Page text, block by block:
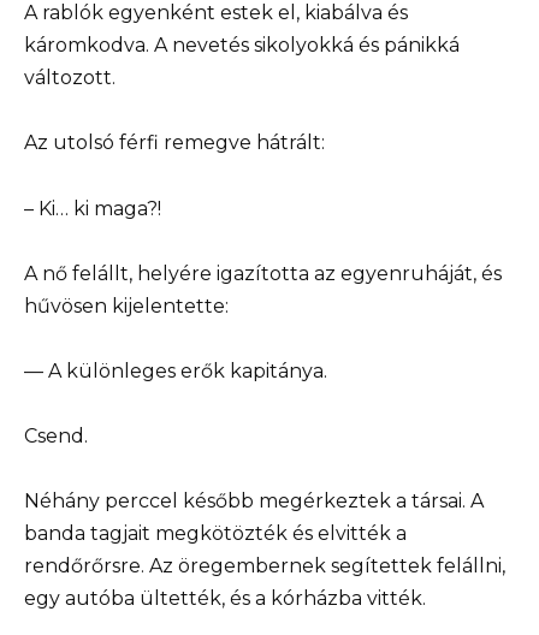
A rablók egyenként estek el, kiabálva és
káromkodva. A nevetés sikolyokká és pánikká
változott.
Az utolsó férfi remegve hátrált:
– Ki… ki maga?!
A nő felállt, helyére igazította az egyenruháját, és
hűvösen kijelentette:
— A különleges erők kapitánya.
Csend.
Néhány perccel később megérkeztek a társai. A
banda tagjait megkötözték és elvitték a
rendőrőrsre. Az öregembernek segítettek felállni,
egy autóba ültették, és a kórházba vitték.